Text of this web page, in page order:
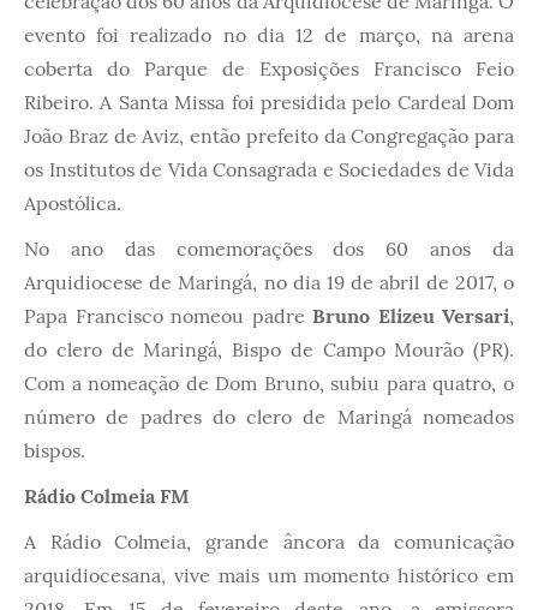
evento foi realizado no dia 12 de março, na arena
coberta do Parque de Exposições Francisco Feio
Ribeiro. A Santa Missa foi presidida pelo Cardeal Dom
João Braz de Aviz, então prefeito da Congregação para
os Institutos de Vida Consagrada e Sociedades de Vida
Apostólica.
No ano das comemorações dos 60 anos da
Arquidiocese de Maringá, no dia 19 de abril de 2017, o
Papa Francisco nomeou padre Bruno Elizeu Versari,
do clero de Maringá, Bispo de Campo Mourão (PR).
Com a nomeação de Dom Bruno, subiu para quatro, o
número de padres do clero de Maringá nomeados
bispos.
Rádio Colmeia FM
A Rádio Colmeia, grande âncora da comunicação
arquidiocesana, vive mais um momento histórico em